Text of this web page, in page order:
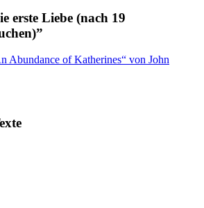
erste Liebe (nach 19
Abundance of Katherines“ von John